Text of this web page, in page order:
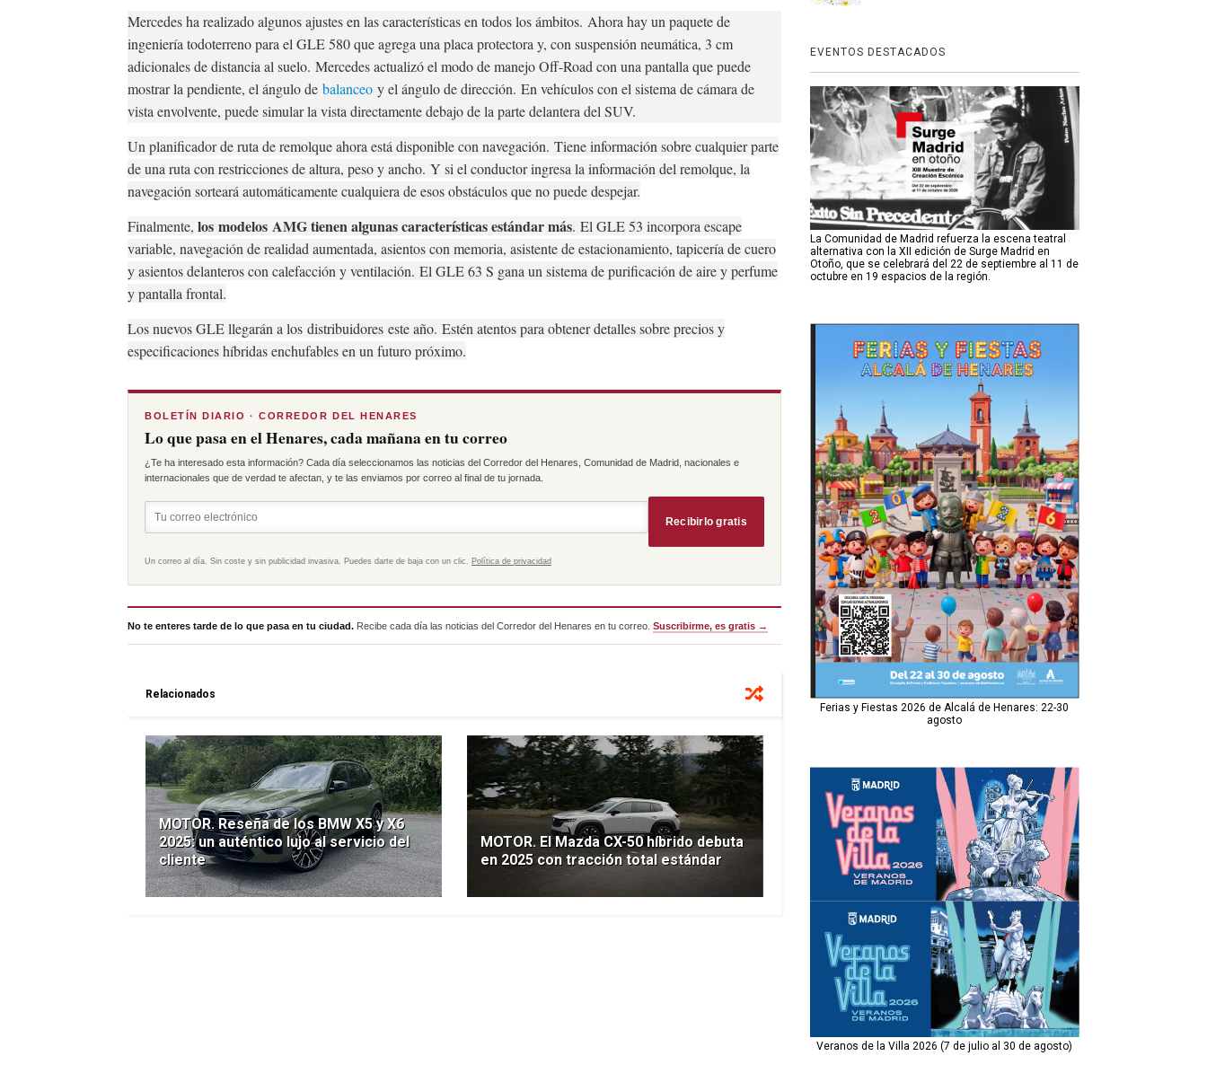
Mercedes ha realizado algunos ajustes en las características en todos los ámbitos. Ahora hay un paquete de
ingeniería todoterreno para el GLE 580 que agrega una placa protectora y, con suspensión neumática, 3 cm
adicionales de distancia al suelo. Mercedes actualizó el modo de manejo Off-Road con una pantalla que puede
mostrar la pendiente, el ángulo de balanceo y el ángulo de dirección. En vehículos con el sistema de cámara de
vista envolvente, puede simular la vista directamente debajo de la parte delantera del SUV.
Un planificador de ruta de remolque ahora está disponible con navegación. Tiene información sobre cualquier parte
de una ruta con restricciones de altura, peso y ancho. Y si el conductor ingresa la información del remolque, la
navegación sorteará automáticamente cualquiera de esos obstáculos que no puede despejar.
Finalmente, los modelos AMG tienen algunas características estándar más. El GLE 53 incorpora escape
variable, navegación de realidad aumentada, asientos con memoria, asistente de estacionamiento, tapicería de cuero
y asientos delanteros con calefacción y ventilación. El GLE 63 S gana un sistema de purificación de aire y perfume
y pantalla frontal.
Los nuevos GLE llegarán a los distribuidores este año. Estén atentos para obtener detalles sobre precios y
especificaciones híbridas enchufables en un futuro próximo.
BOLETÍN DIARIO · CORREDOR DEL HENARES
Lo que pasa en el Henares, cada mañana en tu correo
¿Te ha interesado esta información? Cada día seleccionamos las noticias del Corredor del Henares, Comunidad de Madrid, nacionales e
internacionales que de verdad te afectan, y te las enviamos por correo al final de tu jornada.
Recibirlo gratis
Un correo al día. Sin coste y sin publicidad invasiva. Puedes darte de baja con un clic. Política de privacidad
No te enteres tarde de lo que pasa en tu ciudad. Recibe cada día las noticias del Corredor del Henares en tu correo. Suscribirme, es gratis →
Relacionados
MOTOR. Reseña de los BMW X5 y X6
2025: un auténtico lujo al servicio del
cliente
MOTOR. El Mazda CX-50 híbrido debuta
en 2025 con tracción total estándar
EVENTOS DESTACADOS
La Comunidad de Madrid refuerza la escena teatral
alternativa con la XII edición de Surge Madrid en
Otoño, que se celebrará del 22 de septiembre al 11 de
octubre en 19 espacios de la región.
Ferias y Fiestas 2026 de Alcalá de Henares: 22-30
agosto
Veranos de la Villa 2026 (7 de julio al 30 de agosto)